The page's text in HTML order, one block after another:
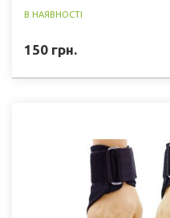
В НАЯВНОСТІ
150 грн.